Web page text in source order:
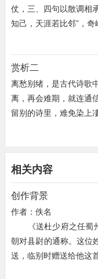
仗，三、四句以散调相
知己，天涯若比邻”，
阻”的情景，尾联点出“
旷达。送别诗中的悲凉
内容独树碑石。此诗一
高远的志向、豁达的情
“城阙辅三秦，风烟望五
唐的帝都长安城。“三秦
以理解为护卫。“辅三
大野护卫着长安城，这
津”指四川省从灌县以下
但见四川一带风尘烟霭
所。因为朋友要从长安
发生了联系。诗的开头
貌。送别的情意自在
眼望尽，远在千里之外
及，用想象的眼睛看世
从河源直看到东海。“
赏析二
离愁别绪，是古代诗歌
离，再会难期，就连通
留别的诗里，难免染上
然销魂者，唯别而已
杜少府之任蜀州》，就
王勃，字子安，绛州龙
沛王召为修撰，但不久
一度任虢州参军，又犯
的父亲受他牵累，贬为
25岁。
《送杜少府之任蜀州》
县尉的通称。这位姓杜
相关内容
创作背景
作者：佚名
《送杜少府之任蜀州
朝对县尉的通称。这位
送，临别时赠送给他这